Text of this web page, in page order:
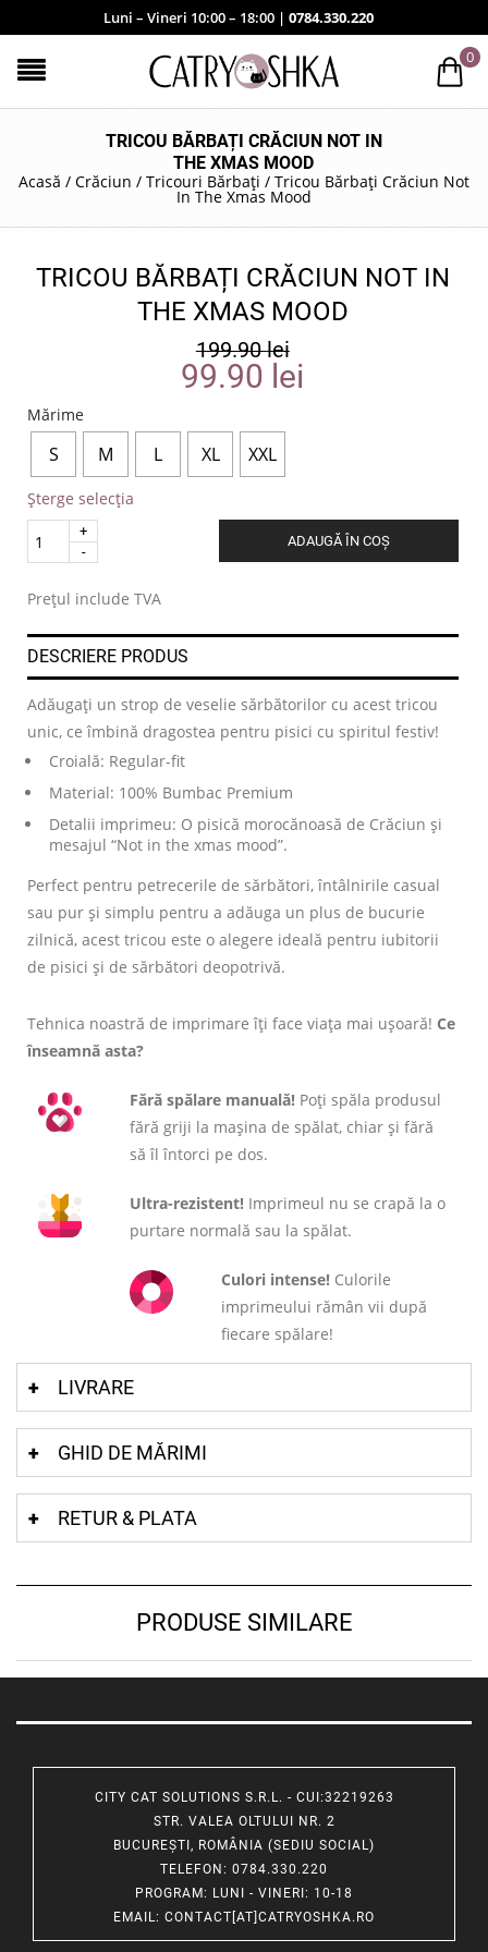
Luni – Vineri 10:00 – 18:00 | 0784.330.220
0
TRICOU BĂRBAȚI CRĂCIUN NOT IN
THE XMAS MOOD
Acasă / Crăciun / Tricouri Bărbați / Tricou Bărbați Crăciun Not
In The Xmas Mood
TRICOU BĂRBAȚI CRĂCIUN NOT IN
THE XMAS MOOD
199.90lei
99.90 lei
Mărime
S M L XL XXL
Șterge selecția
Quantity
ADAUGĂ ÎN COȘ
Prețul include TVA
DESCRIERE PRODUS
Adăugați un strop de veselie sărbătorilor cu acest tricou
unic, ce îmbină dragostea pentru pisici cu spiritul festiv!
Croială: Regular-fit
Material: 100% Bumbac Premium
Detalii imprimeu: O pisică morocănoasă de Crăciun și
mesajul “Not in the xmas mood”.
Perfect pentru petrecerile de sărbători, întâlnirile casual
sau pur și simplu pentru a adăuga un plus de bucurie
zilnică, acest tricou este o alegere ideală pentru iubitorii
de pisici și de sărbători deopotrivă.
Tehnica noastră de imprimare îți face viața mai ușoară! Ce
înseamnă asta?
Fără spălare manuală! Poți spăla produsul
fără griji la mașina de spălat, chiar și fără
să îl întorci pe dos.
Ultra-rezistent! Imprimeul nu se crapă la o
purtare normală sau la spălat.
Culori intense! Culorile
imprimeului rămân vii după
fiecare spălare!
LIVRARE
GHID DE MĂRIMI
RETUR & PLATA
PRODUSE SIMILARE
CITY CAT SOLUTIONS S.R.L. - CUI:32219263
STR. VALEA OLTULUI NR. 2
BUCUREȘTI, ROMÂNIA (SEDIU SOCIAL)
TELEFON : 0784.330.220
PROGRAM: LUNI - VINERI: 10-18
EMAIL: CONTACT[AT]CATRYOSHKA.RO